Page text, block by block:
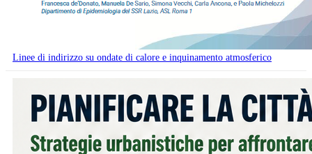
Linee di indirizzo su ondate di calore e inquinamento atmosferico